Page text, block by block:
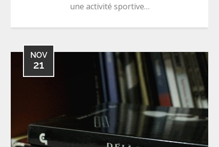
une activité sportive…
NOV
21